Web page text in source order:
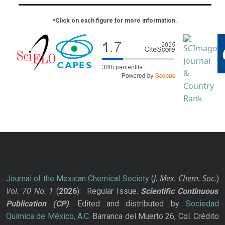
*Click on each figure for more information.
Journal of the Mexican Chemical Society(J. Mex. Chem. Soc.)
Vol. 70 No. 1 (2026): Regular Issue. Scientific Continuous
Publication
(CP). Edited and distributed bySociedad
Química de México, A.C. Barranca del Muerto 26, Col. Crédito